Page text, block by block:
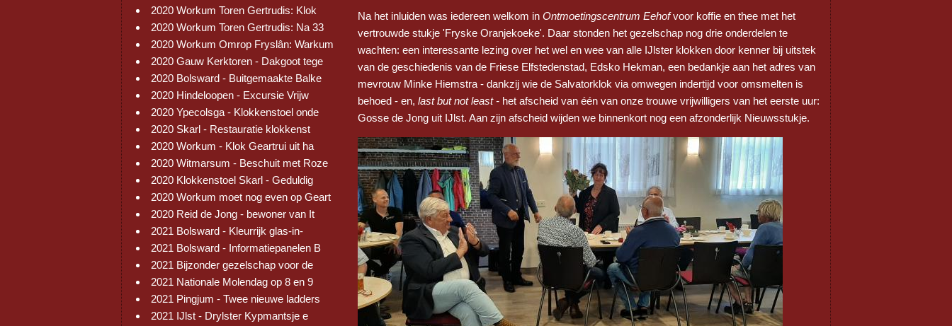
2020 Workum Toren Gertrudis: Klok
2020 Workum Toren Gertrudis: Na 33
2020 Workum Omrop Fryslân: Warkum
2020 Gauw Kerktoren - Dakgoot tege
2020 Bolsward - Buitgemaakte Balke
2020 Hindeloopen - Excursie Vrijw
2020 Ypecolsga - Klokkenstoel onde
2020 Skarl - Restauratie klokkenst
2020 Workum - Klok Geartrui uit ha
2020 Witmarsum - Beschuit met Roze
2020 Klokkenstoel Skarl - Geduldig
2020 Workum moet nog even op Geart
2020 Reid de Jong - bewoner van It
2021 Bolsward - Kleurrijk glas-in-
2021 Bolsward - Informatiepanelen B
2021 Bijzonder gezelschap voor de
2021 Nationale Molendag op 8 en 9
2021 Pingjum - Twee nieuwe ladders
2021 IJlst - Drylster Kypmantsje e
Na het inluiden was iedereen welkom in Ontmoetingscentrum Eehofvoor koffie en thee met het
vertrouwde stukje 'Fryske Oranjekoeke'. Daar stonden het gezelschap nog drie onderdelen te
wachten: een interessante lezing over het wel en wee van alle IJlster klokken door kenner bij uitstek
van de geschiedenis van de Friese Elfstedenstad, Edsko Hekman, een bedankje aan het adres van
mevrouw Minke Hiemstra - dankzij wie de Salvatorklok via omwegen indertijd voor omsmelten is
behoed - en, last but not least - het afscheid van één van onze trouwe vrijwilligers van het eerste uur:
Gosse de Jong uit IJlst. Aan zijn afscheid wijden we binnenkort nog een afzonderlijk Nieuwsstukje.